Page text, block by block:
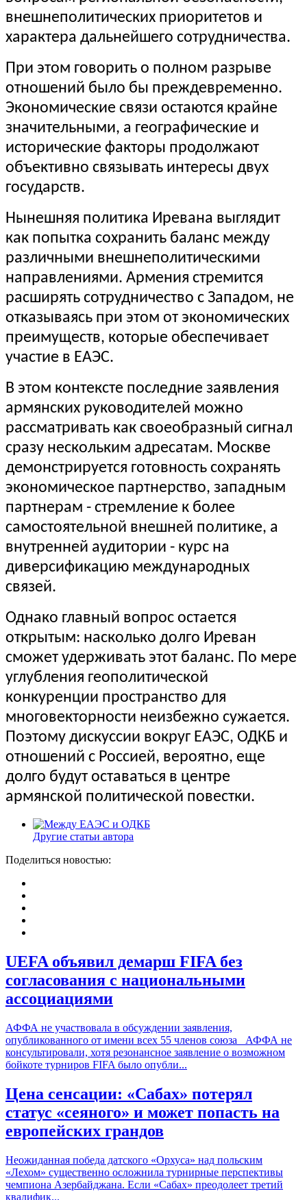
внешнеполитических приоритетов и
характера дальнейшего сотрудничества.
При этом говорить о полном разрыве
отношений было бы преждевременно.
Экономические связи остаются крайне
значительными, а географические и
исторические факторы продолжают
объективно связывать интересы двух
государств.
Нынешняя политика Иревана выглядит
как попытка сохранить баланс между
различными внешнеполитическими
направлениями. Армения стремится
расширять сотрудничество с Западом, не
отказываясь при этом от экономических
преимуществ, которые обеспечивает
участие в ЕАЭС.
В этом контексте последние заявления
армянских руководителей можно
рассматривать как своеобразный сигнал
сразу нескольким адресатам. Москве
демонстрируется готовность сохранять
экономическое партнерство, западным
партнерам - стремление к более
самостоятельной внешней политике, а
внутренней аудитории - курс на
диверсификацию международных
связей.
Однако главный вопрос остается
открытым: насколько долго Иреван
сможет удерживать этот баланс. По мере
углубления геополитической
конкуренции пространство для
многовекторности неизбежно сужается.
Поэтому дискуссии вокруг ЕАЭС, ОДКБ и
отношений с Россией, вероятно, еще
долго будут оставаться в центре
армянской политической повестки.
Другие статьи автора
Поделиться новостью:
UEFA объявил демарш FIFA без
согласования с национальными
ассоциациями
АФФА не участвовала в обсуждении заявления,
опубликованного от имени всех 55 членов союза АФФА не
консультировали, хотя резонансное заявление о возможном
бойкоте турниров FIFA было опубли...
Цена сенсации: «Сабах» потерял
статус «сеяного» и может попасть на
европейских грандов
Неожиданная победа датского «Орхуса» над польским
«Лехом» существенно осложнила турнирные перспективы
чемпиона Азербайджана. Если «Сабах» преодолеет третий
квалифик...